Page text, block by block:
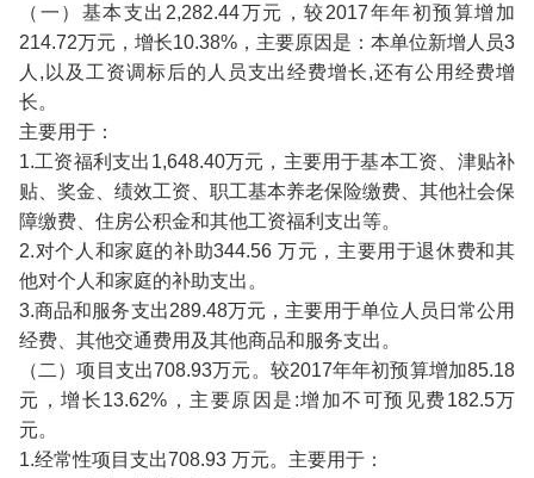
（一）基本支出2,282.44万元，较2017年年初预算增加
214.72万元，增长10.38%，主要原因是：本单位新增人员3
人,以及工资调标后的人员支出经费增长,还有公用经费增
长。
主要用于：
1.工资福利支出1,648.40万元，主要用于基本工资、津贴补
贴、奖金、绩效工资、职工基本养老保险缴费、其他社会保
障缴费、住房公积金和其他工资福利支出等。
2.对个人和家庭的补助344.56 万元，主要用于退休费和其
他对个人和家庭的补助支出。
3.商品和服务支出289.48万元，主要用于单位人员日常公用
经费、其他交通费用及其他商品和服务支出。
（二）项目支出708.93万元。较2017年年初预算增加85.18
元，增长13.62%，主要原因是:增加不可预见费182.5万
元。
1.经常性项目支出708.93 万元。主要用于：